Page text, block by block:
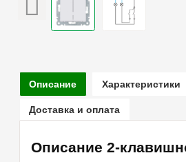
Описание Характеристики
Доставка и оплата
Описание 2-